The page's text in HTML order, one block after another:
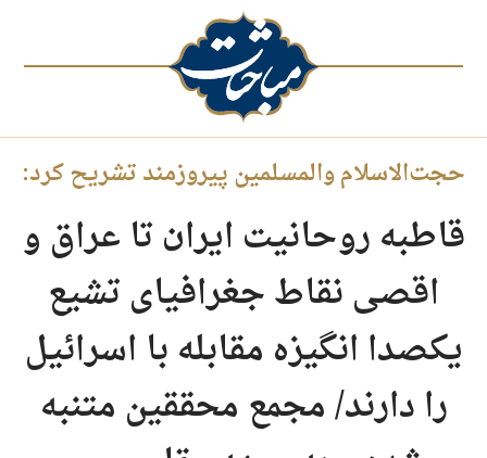
حجت‌الاسلام والمسلمین پیروزمند تشریح کرد:
قاطبه روحانیت ایران تا عراق و
اقصی نقاط جغرافیای تشیع
یکصدا انگیزه مقابله با اسرائیل
را دارند/ مجمع محققین متنبه